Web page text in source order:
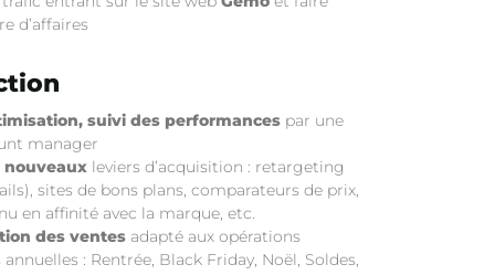
d’affaires
suivi des performances par une
manager
leviers d’acquisition : retargeting
sites de bons plans, comparateurs de prix,
en affinité avec la marque, etc.
des ventes adapté aux opérations
: Rentrée, Black Friday, Noël, Soldes,